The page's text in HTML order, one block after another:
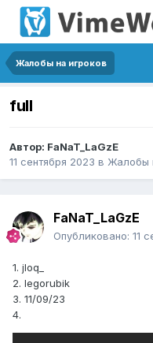
Жалобы на игроков
full
Автор: FaNaT_LaGzE
11 сентября 2023 в Жалобы
FaNaT_LaGzE
Опубликовано: 11
1. jloq_
2. legorubik
3. 11/09/23
4.